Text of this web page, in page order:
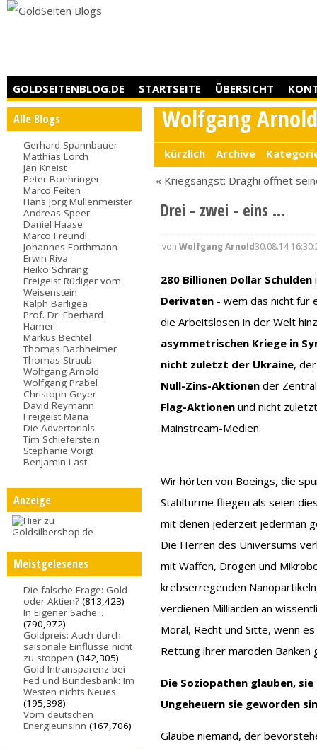
GOLDSEITENBLOG.DE STARTSEITE ÜBERSICHT
Alle Blogs
Gerhard Spannbauer
Matthias Lorch
Jan Kneist
Peter Boehringer
Marco Feiten
Hans Jörg Müllenmeister
Andreas Speer
Daniel Haase
Marco Freundl
Johannes Forthmann
Erwin Riva
Heiko Schrang
Freigeist Rüdiger vom
Weisenstein
Ralph Bärligea
Prof. Dr. Eberhard
Hamer
Markus Bechtel
Thomas Bachheimer
Thomas Straub
Wolfgang Arnold
Wolfgang Prabel
Christoph Geyer
David Reymann
Freigeist Maria
Die Advertorials
Tim Schieferstein
Stephanie Voigt
Benjamin Last
Anzeige
Meistgelesenes
Die falsche Frage: Gold
oder Aktien? (813,423)
In Eigener Sache...
(790,972)
Goldpreis: Auch durch
saisonale Einflüsse nicht
zu stoppen (342,305)
Gold-Intransparenz bei
Fed und Bundesbank: Im
Westen nichts Neues
(195,398)
Vom deutschen
Energieunsinn (167,706)
Wolfgang
kürzlich Archive
« Kriegsangst: Draghi öffnet
Drei - zwei - eins ...
von Wolfgang Arnold30.08.14
280 Billionen Dollar Schulden
Derivaten - wem das nicht für
die Arbeitslosen in der Welt
asymmetrischen Kriege in
nicht zuletzt der Ukraine,
Null-Zins-Aktionen der
Flag-Aktionen und nicht
Mainstream-Medien.
Wir hörten von Boeings, die
Stahltürme fliegen als seien
mit denen jederzeit jederman
Die Herren des Universums
mit Waffen, Drogen und
krebserregenden
verdienen Milliarden an
Moral, Recht und Sitte, wenn
Rettung ihrer maroden Banken
Die Soziopathen glauben,
Ungeheuern sie geworden
Glaube niemand, der